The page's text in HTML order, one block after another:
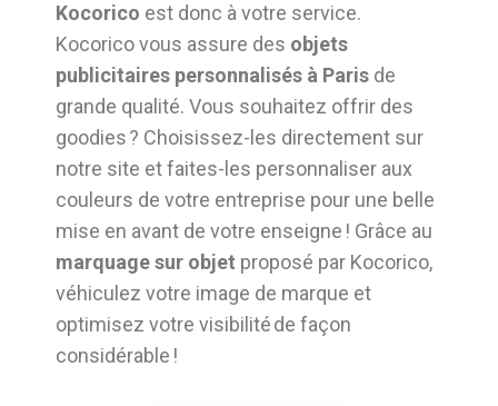
Kocorico est donc à votre service.
Kocorico vous assure des objets
publicitaires personnalisés à Paris de
grande qualité. Vous souhaitez offrir des
goodies ? Choisissez-les directement sur
notre site et faites-les personnaliser aux
couleurs de votre entreprise pour une belle
mise en avant de votre enseigne ! Grâce au
marquage sur objet proposé par Kocorico,
véhiculez votre image de marque et
optimisez votre visibilité de façon
considérable !